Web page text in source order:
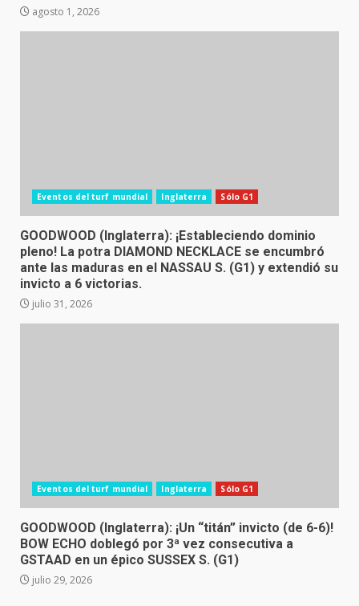
agosto 1, 2026
Eventos del turf mundial Inglaterra Sólo G1
GOODWOOD (Inglaterra): ¡Estableciendo dominio
pleno! La potra DIAMOND NECKLACE se encumbró
ante las maduras en el NASSAU S. (G1) y extendió su
invicto a 6 victorias.
julio 31, 2026
Eventos del turf mundial Inglaterra Sólo G1
GOODWOOD (Inglaterra): ¡Un “titán” invicto (de 6-6)!
BOW ECHO doblegó por 3ª vez consecutiva a
GSTAAD en un épico SUSSEX S. (G1)
julio 29, 2026